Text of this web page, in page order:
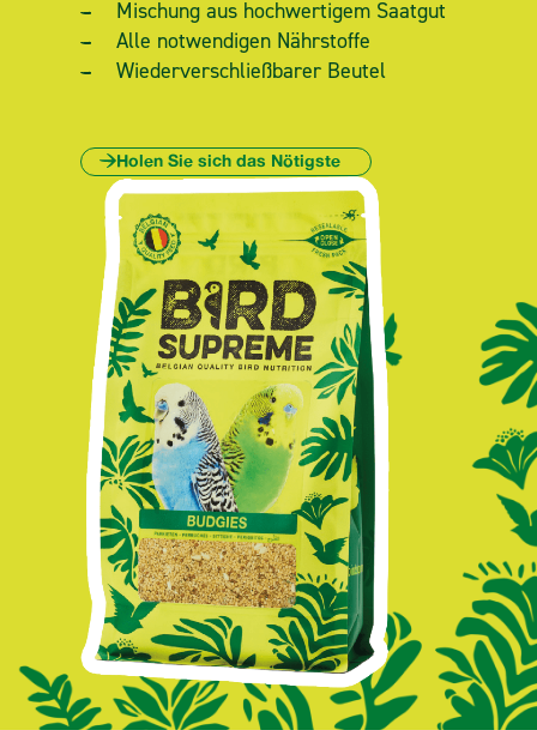
Mischung aus hochwertigem Saatgut
Alle notwendigen Nährstoffe
Wiederverschließbarer Beutel
Holen Sie sich das Nötigste